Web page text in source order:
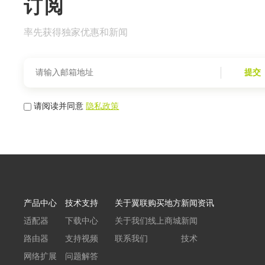
订阅
率先获得独家优惠和新闻
提交
请阅读并同意隐私政策
产品中心
适配器
路由器
网络扩展
技术支持
下载中心
支持视频
问题解答
关于翼联
关于我们
联系我们
购买地方
线上商城
新闻资讯
新闻
技术